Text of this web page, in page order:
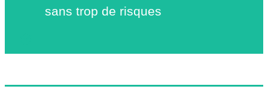
sans trop de risques